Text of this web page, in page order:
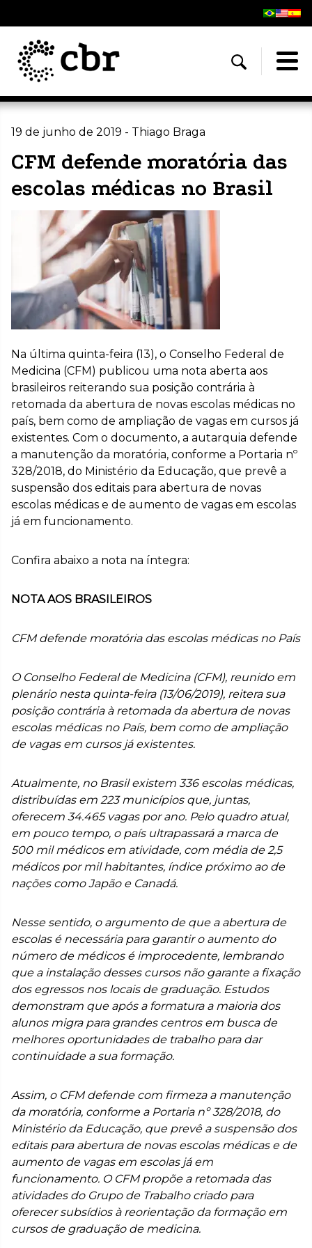
19 de junho de 2019 - Thiago Braga
CFM defende moratória das
escolas médicas no Brasil
Na última quinta-feira (13), o Conselho Federal de
Medicina (CFM) publicou uma nota aberta aos
brasileiros reiterando sua posição contrária à
retomada da abertura de novas escolas médicas no
país, bem como de ampliação de vagas em cursos já
existentes. Com o documento, a autarquia defende
a manutenção da moratória, conforme a Portaria nº
328/2018, do Ministério da Educação, que prevê a
suspensão dos editais para abertura de novas
escolas médicas e de aumento de vagas em escolas
já em funcionamento.
Confira abaixo a nota na íntegra:
NOTA AOS BRASILEIROS
CFM defende moratória das escolas médicas no País
O Conselho Federal de Medicina (CFM), reunido em
plenário nesta quinta-feira (13/06/2019), reitera sua
posição contrária à retomada da abertura de novas
escolas médicas no País, bem como de ampliação
de vagas em cursos já existentes.
Atualmente, no Brasil existem 336 escolas médicas,
distribuídas em 223 municípios que, juntas,
oferecem 34.465 vagas por ano. Pelo quadro atual,
em pouco tempo, o país ultrapassará a marca de
500 mil médicos em atividade, com média de 2,5
médicos por mil habitantes, índice próximo ao de
nações como Japão e Canadá.
Nesse sentido, o argumento de que a abertura de
escolas é necessária para garantir o aumento do
número de médicos é improcedente, lembrando
que a instalação desses cursos não garante a fixação
dos egressos nos locais de graduação. Estudos
demonstram que após a formatura a maioria dos
alunos migra para grandes centros em busca de
melhores oportunidades de trabalho para dar
continuidade a sua formação.
Assim, o CFM defende com firmeza a manutenção
da moratória, conforme a Portaria nº 328/2018, do
Ministério da Educação, que prevê a suspensão dos
editais para abertura de novas escolas médicas e de
aumento de vagas em escolas já em
funcionamento. O CFM propõe a retomada das
atividades do Grupo de Trabalho criado para
oferecer subsídios à reorientação da formação em
cursos de graduação de medicina.